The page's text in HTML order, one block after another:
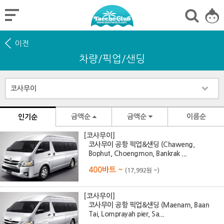
이전
차량/픽업/샌딩
인기순 금액순 금액순 이름순
[코사무이]
코사무이 공항 픽업&샌딩 (Chaweng,
Bophut, Choengmon, Bankrak ...
400바트 ~ (17,992원 ~)
[코사무이]
코사무이 공항 픽업&샌딩 (Maenam, Baan
Tai, Lomprayah pier, Sa...